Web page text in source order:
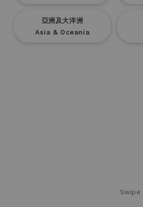
亞洲及大洋洲
Asia & Oceania
The debut book by Scott Pasuya,
Taiwan's renowned coffee explorer
溫潤平衡，日常首選
焦糖甜感與堅果香氣，厚實親和的經典
Balanced Comfort for Every Day
花香果香系 Floral & Fruity
明亮清爽，層次豐富